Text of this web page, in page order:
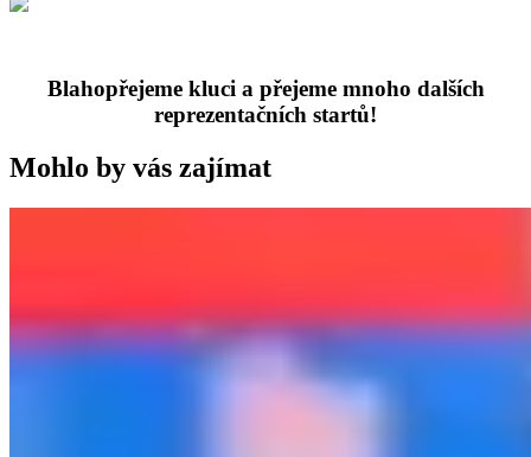
Blahopřejeme kluci a přejeme mnoho dalších
reprezentačních startů!
Mohlo by vás zajímat